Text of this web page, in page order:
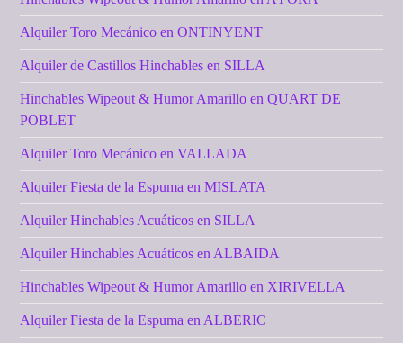
Alquiler Toro Mecánico en ONTINYENT
Alquiler de Castillos Hinchables en SILLA
Hinchables Wipeout & Humor Amarillo en QUART DE
POBLET
Alquiler Toro Mecánico en VALLADA
Alquiler Fiesta de la Espuma en MISLATA
Alquiler Hinchables Acuáticos en SILLA
Alquiler Hinchables Acuáticos en ALBAIDA
Hinchables Wipeout & Humor Amarillo en XIRIVELLA
Alquiler Fiesta de la Espuma en ALBERIC